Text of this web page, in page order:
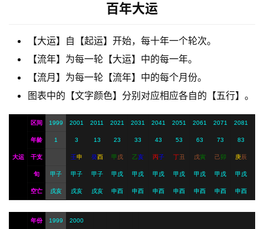
服
会
百年大运
【大运】自【起运】开始，每十年一个轮次。
【流年】为每一轮【大运】中的每一年。
【流月】为每一轮【流年】中的每个月份。
图表中的【文字颜色】分别对应相应各自的【五行】。
大运
区间 1999 2001 2011 2021 2031 2041 2051 2061 2071 2081
年龄 1 3 13 23 33 43 53 63 73 83
干支 壬申 癸酉 甲 戌 乙亥 丙子 丁丑 戊寅 己卯 庚辰
旬 甲子 甲子 甲子 甲戌 甲戌 甲戌 甲戌 甲戌 甲戌 甲戌
空亡 戌亥 戌亥 戌亥 申酉 申酉 申酉 申酉 申酉 申酉 申酉
年份 1999 2000